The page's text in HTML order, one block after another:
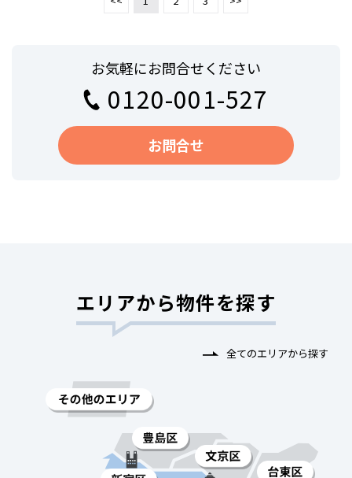
お気軽にお問合せください
0120-001-527
お問合せ
エリアから物件を探す
全てのエリアから探す